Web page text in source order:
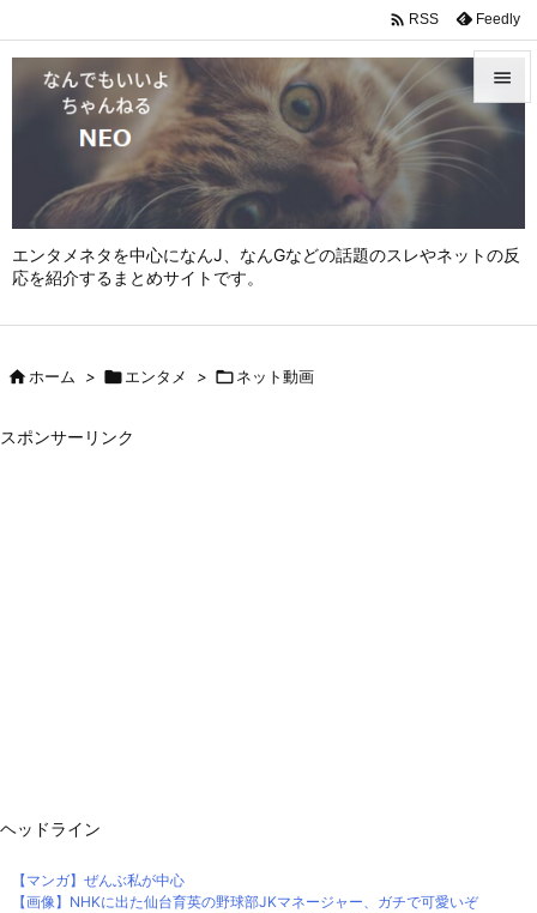
エンタメネタを中心になんJ、なんGなどの話題のスレやネットの反
応を紹介するまとめサイトです。



 RSS Feedly
ホーム > エンタメ > ネット動画
スポンサーリンク
ヘッドライン
【マンガ】ぜんぶ私が中心
【画像】NHKに出た仙台育英の野球部JKマネージャー、ガチで可愛いぞ